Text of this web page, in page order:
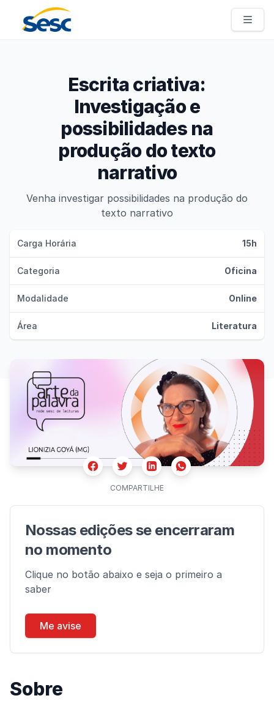
Sesc Pernambuco
Escrita criativa:
Investigação e
possibilidades na
produção do texto
narrativo
Venha investigar possibilidades na produção do
texto narrativo
Carga Horária 15h
Categoria Oficina
Modalidade Online
Área Literatura
FacebookTwitterLinkedinWhatsapp
COMPARTILHE
Nossas edições se encerraram
no momento
Clique no botão abaixo e seja o primeiro a
saber
Me avise
Sobre